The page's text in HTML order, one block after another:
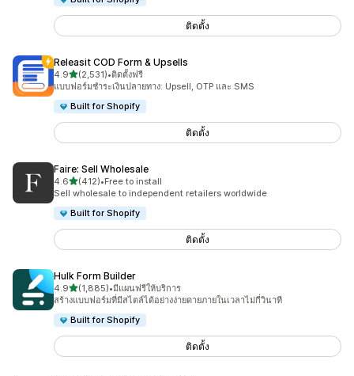
ติดตั้ง
Releasit COD Form & Upsells
4.9เต็ม 5 ดาว
(2,531)
ทั้งหมด 2531 รีวิว
•ติดตั้งฟรี
แบบฟอร์มชำระเงินปลายทาง: Upsell, OTP และ SMS
Built for Shopify
ติดตั้ง
Faire: Sell Wholesale
4.6เต็ม 5 ดาว
(412)
ทั้งหมด 412 รีวิว
•Free to install
Sell wholesale to independent retailers worldwide
Built for Shopify
ติดตั้ง
Hulk Form Builder
4.9เต็ม 5 ดาว
(1,885)
ทั้งหมด 1885 รีวิว
•มีแผนฟรีให้บริการ
สร้างแบบฟอร์มที่มีสไตล์ได้อย่างง่ายดายภายในเวลาไม่กี่วินาที
Built for Shopify
ติดตั้ง